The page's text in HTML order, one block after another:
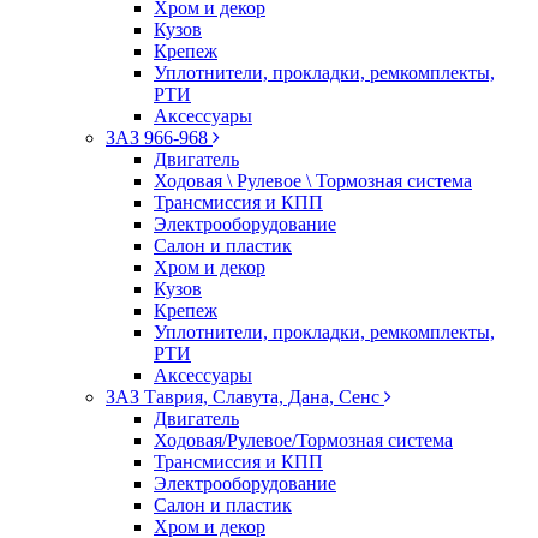
Хром и декор
Кузов
Крепеж
Уплотнители, прокладки, ремкомплекты,
РТИ
Аксессуары
ЗАЗ 966-968
Двигатель
Ходовая \ Рулевое \ Тормозная система
Трансмиссия и КПП
Электрооборудование
Салон и пластик
Хром и декор
Кузов
Крепеж
Уплотнители, прокладки, ремкомплекты,
РТИ
Аксессуары
ЗАЗ Таврия, Славута, Дана, Сенс
Двигатель
Ходовая/Рулевое/Тормозная система
Трансмиссия и КПП
Электрооборудование
Салон и пластик
Хром и декор